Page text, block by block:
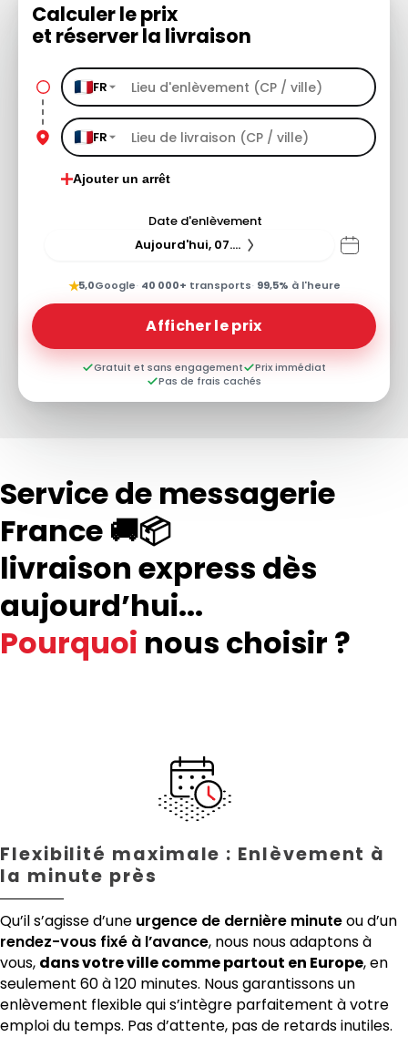
Calculer le prix
et réserver la livraison
FR
FR
Ajouter un arrêt
Date d'enlèvement
Aujourd'hui, 07.08.26
★5,0Google· 40 000+ transports· 99,5% à l'heure
Afficher le prix
Gratuit et sans engagement
Prix immédiat
Pas de frais cachés
Service de messagerie
France 🚚📦
livraison express dès
aujourd’hui...
Pourquoi nous choisir ?
Flexibilité maximale : Enlèvement à
la minute près
Qu’il s’agisse d’une urgence de dernière minuteou d’un
rendez-vous fixé à l’avance, nous nous adaptons à
vous, dans votre ville comme partout en Europe, en
seulement 60 à 120 minutes. Nous garantissons un
enlèvement flexible qui s’intègre parfaitement à votre
emploi du temps. Pas d’attente, pas de retards inutiles.